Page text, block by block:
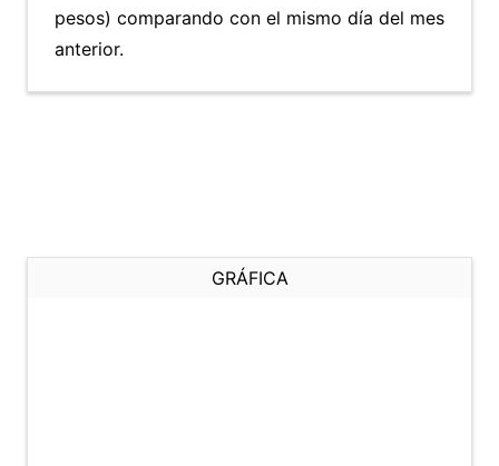
pesos) comparando con el mismo día del mes
anterior.
GRÁFICA